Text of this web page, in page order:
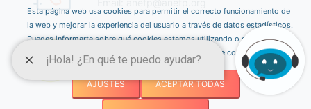
Esta página web usa cookies para permitir el correcto funcionamiento de
la web y mejorar la experiencia del usuario a través de datos estadísticos.
Puedes informarte sobre qué cookies estamos utilizando o desactivarlas
a través del botón ajustes. Consulta nuestra política de cookiesaquí.
AJUSTES ACEPTAR TODAS